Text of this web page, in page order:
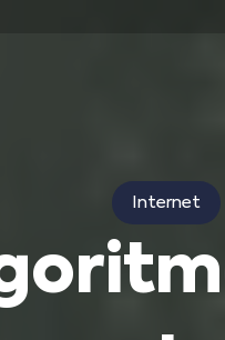
Internet